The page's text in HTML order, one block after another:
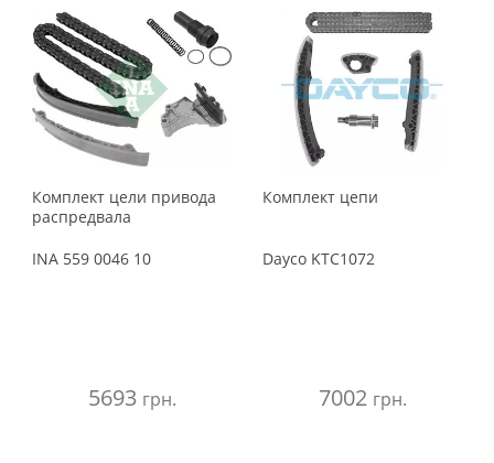
Комплект цели привода
распредвала
INA 559 0046 10
5693 грн.
Комплект цепи
Dayco KTC1072
7002 грн.